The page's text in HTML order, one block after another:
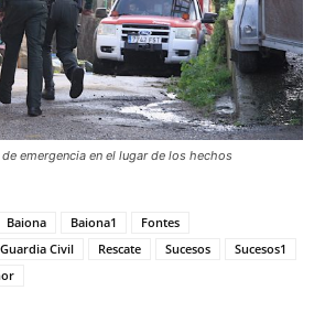
emergencia en el lugar de los hechos
Baiona Baiona1
Fontes
Guardia Civil Rescate Sucesos
Sucesos1